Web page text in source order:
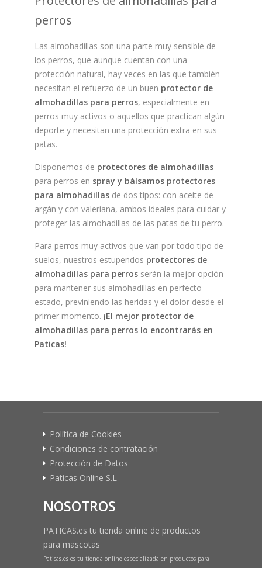
perros
Las almohadillas son una parte muy sensible de
los perros, que aunque cuentan con una
protección natural, hay veces en las que también
necesitan el refuerzo de un buen protector de
almohadillas para perros, especialmente en
perros muy activos o aquellos que practican algún
deporte y necesitan una protección extra en sus
patas.
Disponemos de protectores de almohadillas
para perros en spray y bálsamos protectores
para almohadillas de dos tipos: con aceite de
argán y con valeriana, ambos ideales para cuidar y
proteger las almohadillas de las patas de tu perro.
Para perros muy activos que van por todo tipo de
suelos, nuestros estupendos protectores de
almohadillas para perros serán la mejor opción
para mantener sus almohadillas en perfecto
estado, previniendo las heridas y el dolor desde el
primer momento. ¡El mejor protector de
almohadillas para perros lo encontrarás en
Paticas!
Política de Cookies
Condiciones de contratación
Protección de Datos
Paticas Online S.L
NOSOTROS
PATICAS.es tu tienda online de productos
para mascotas
Paticas.es es tu tienda online especializada en productos para